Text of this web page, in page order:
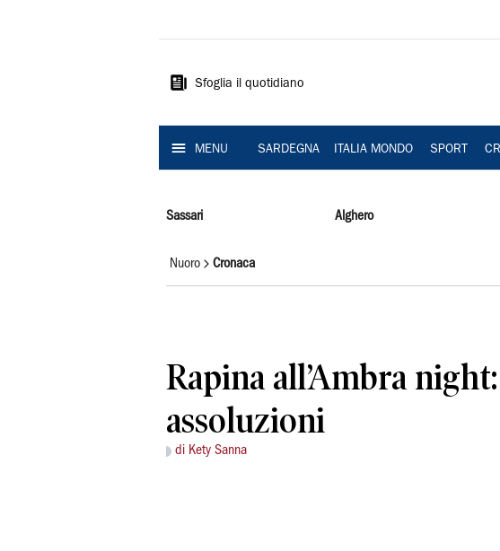
Sardegna
Sfoglia il quotidiano
MENU SARDEGNA ITALIA MONDO SPORT
Sassari Alghero
Nuoro Cronaca
Rapina all’Ambra
assoluzioni
di Kety Sanna